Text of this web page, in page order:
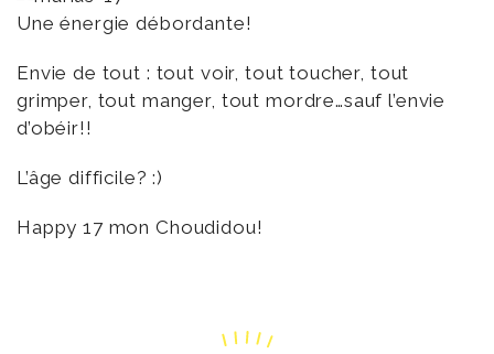
Une énergie débordante!
Envie de tout : tout voir, tout toucher, tout
grimper, tout manger, tout mordre…sauf l’envie
d’obéir!!
L’âge difficile? :)
Happy 17 mon Choudidou!